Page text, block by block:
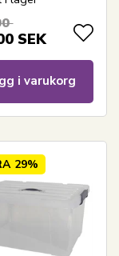
SEK
i varukorg
29%